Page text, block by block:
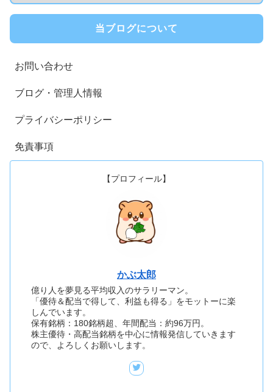
当ブログについて
お問い合わせ
ブログ・管理人情報
プライバシーポリシー
免責事項
【プロフィール】
かぶ太郎
億り人を夢見る平均収入のサラリーマン。
「優待＆配当で得して、利益も得る」をモットーに楽
しんでいます。
保有銘柄：180銘柄超、年間配当：約96万円。
株主優待・高配当銘柄を中心に情報発信していきます
ので、よろしくお願いします。